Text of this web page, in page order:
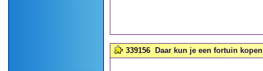
339156 Daar kun je een fortuin